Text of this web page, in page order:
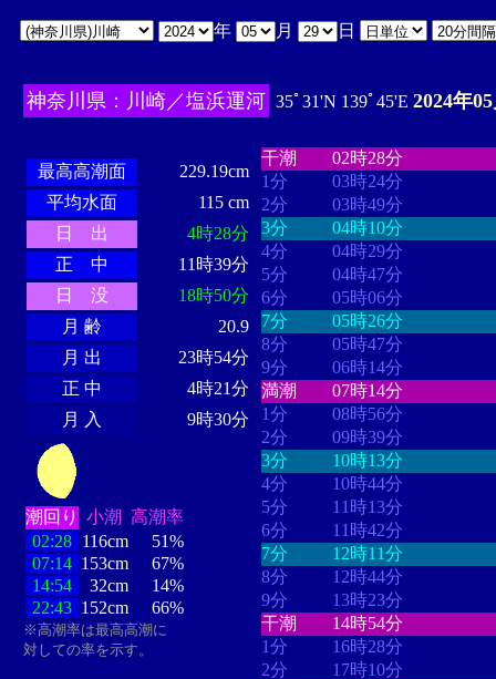
年 月 日
神奈川県：川崎／塩浜運河 35ﾟ31'N 139ﾟ45'E 2024年
最高高潮面
229.19cm
平均水面
115 cm
日 出
4時28分
正 中
11時39分
日 没
18時50分
月 齢
20.9
月 出
23時54分
正 中
4時21分
月 入
9時30分
潮回り 小潮 高潮率
02:28 116cm
51%
07:14 153cm
67%
14:54
32cm
14%
22:43 152cm 66%
※高潮率は最高高潮に
対しての率を示す。
干潮
02時28分
1分
03時24分
2分
03時49分
3分
04時10分
4分
04時29分
5分
04時47分
6分
05時06分
7分
05時26分
8分
05時47分
9分
06時14分
満潮
07時14分
1分
08時56分
2分
09時39分
3分
10時13分
4分
10時44分
5分
11時13分
6分
11時42分
7分
12時11分
8分
12時44分
9分
13時23分
干潮
14時54分
1分
16時28分
2分
17時10分